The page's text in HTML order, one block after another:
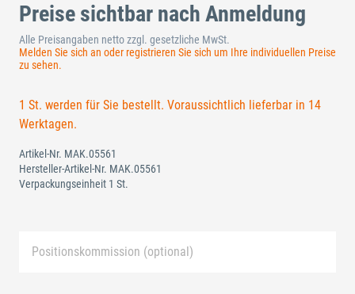
Preise sichtbar nach Anmeldung
Alle Preisangaben netto zzgl. gesetzliche MwSt.
Melden Sie sich an oder registrieren Sie sich um Ihre individuellen Preise
zu sehen.
1 St. werden für Sie bestellt. Voraussichtlich lieferbar in 14
Werktagen.
Artikel-Nr. MAK.05561
Hersteller-Artikel-Nr. MAK.05561
Verpackungseinheit 1 St.
Positionskommission (optional)